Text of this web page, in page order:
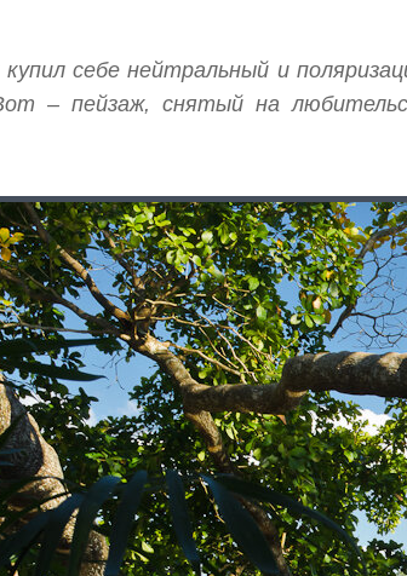
себе нейтральный и
– пейзаж, снятый на